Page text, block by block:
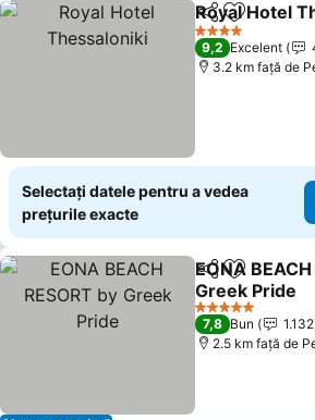
DistribuițiAdăugaţi
Royal Hotel
4 Stele
9,2 Excelent
3.2 km faţă de
Selectați datele pentru a vedea
prețurile exacte
DistribuițiAdăugaţi
EONA
Greek Pride
5 Stele
7,8 Bun
1.132
2.5 km faţă de